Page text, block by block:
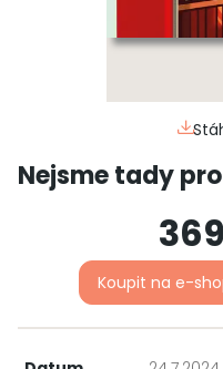
Nejsme tady
Koupit na e-